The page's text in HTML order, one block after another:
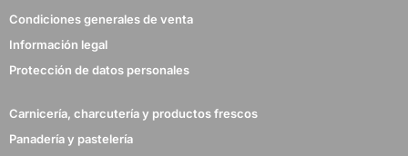
Condiciones generales de venta
Información legal
Protección de datos personales
Carnicería, charcutería y productos frescos
Panadería y pastelería